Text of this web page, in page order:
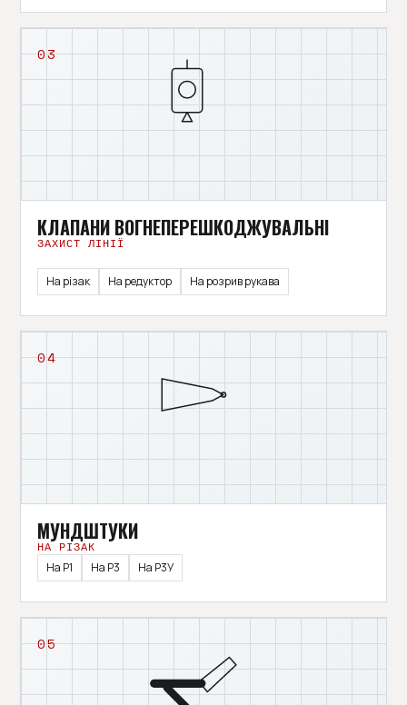
03
КЛАПАНИ ВОГНЕПЕРЕШКОДЖУВАЛЬНІ
ЗАХИСТ ЛІНІЇ
На різак На редуктор На розрив рукава
04
МУНДШТУКИ
НА РІЗАК
На Р1
На Р3 На Р3У
05